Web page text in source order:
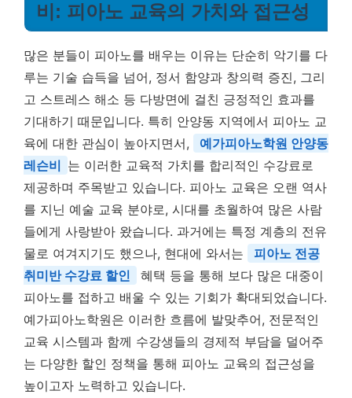
비: 피아노 교육의 가치와 접근성
많은 분들이 피아노를 배우는 이유는 단순히 악기를 다
루는 기술 습득을 넘어, 정서 함양과 창의력 증진, 그리
고 스트레스 해소 등 다방면에 걸친 긍정적인 효과를
기대하기 때문입니다. 특히 안양동 지역에서 피아노 교
육에 대한 관심이 높아지면서,
예가피아노학원 안양동
레슨비 는 이러한 교육적 가치를 합리적인 수강료로
제공하며 주목받고 있습니다. 피아노 교육은 오랜 역사
를 지닌 예술 교육 분야로, 시대를 초월하여 많은 사람
들에게 사랑받아 왔습니다. 과거에는 특정 계층의 전유
물로 여겨지기도 했으나, 현대에 와서는
피아노 전공
취미반 수강료 할인
혜택 등을 통해 보다 많은 대중이
피아노를 접하고 배울 수 있는 기회가 확대되었습니다.
예가피아노학원은 이러한 흐름에 발맞추어, 전문적인
교육 시스템과 함께 수강생들의 경제적 부담을 덜어주
는 다양한 할인 정책을 통해 피아노 교육의 접근성을
높이고자 노력하고 있습니다.